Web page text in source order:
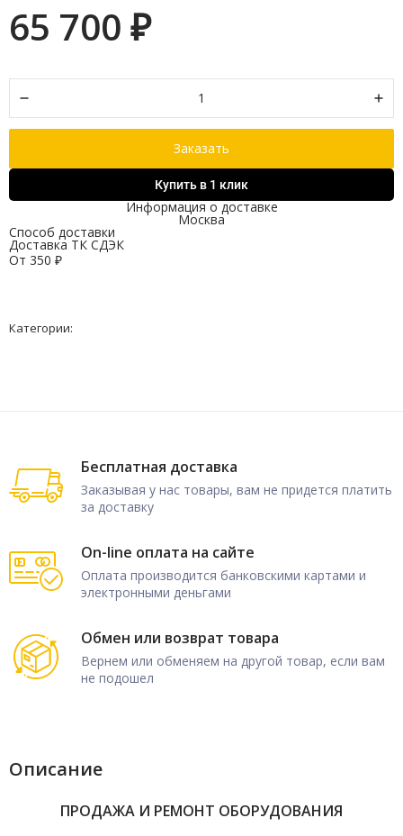
65 700 ₽
Заказать
Купить в 1 клик
Информация о доставке
Москва
Способ доставки
Доставка ТК СДЭК
От 350 ₽
Категории:
Бесплатная доставка
Заказывая у нас товары, вам не придется платить
за доставку
On-line оплата на сайте
Оплата производится банковскими картами и
электронными деньгами
Обмен или возврат товара
Вернем или обменяем на другой товар, если вам
не подошел
Описание
ПРОДАЖА И РЕМОНТ ОБОРУДОВАНИЯ